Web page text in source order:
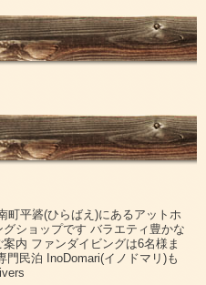
町平碆(ひらばえ)にあるアットホ
ショップです バラエティ豊かな
案内 ファンダイビングは6名様ま
門民泊 InoDomari(イノドマリ)も